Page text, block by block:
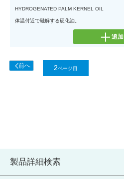
HYDROGENATED PALM KERNEL OIL
体温付近で融解する硬化油。
追加
2
製品詳細検索